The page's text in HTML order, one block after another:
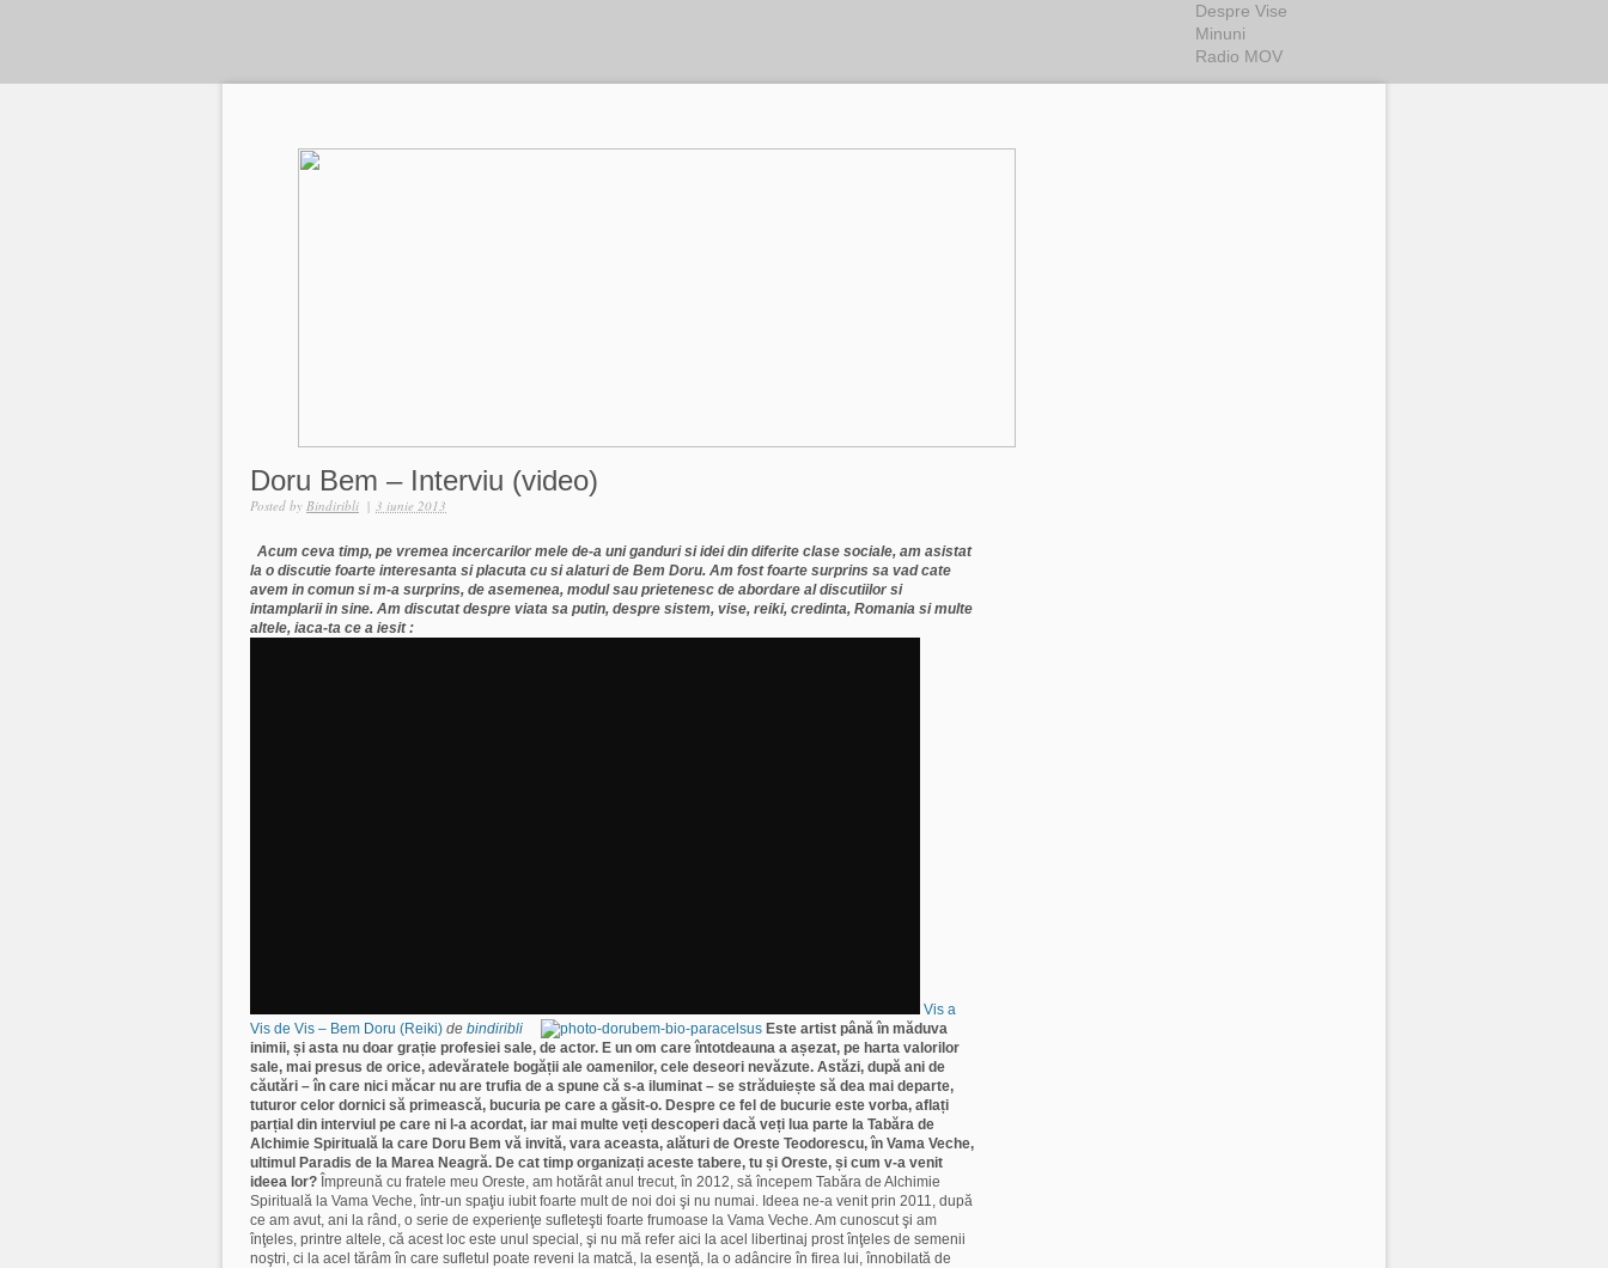
Despre Vise
Minuni
Radio MOV
Doru Bem – Interviu (video)
Posted by Bindiribli | 3 iunie 2013
Acum ceva timp, pe vremea incercarilor mele de-a uni ganduri si idei din diferite clase sociale, am asistat
la o discutie foarte interesanta si placuta cu si alaturi de Bem Doru. Am fost foarte surprins sa vad cate
avem in comun si m-a surprins, de asemenea, modul sau prietenesc de abordare al discutiilor si
intamplarii in sine. Am discutat despre viata sa putin, despre sistem, vise, reiki, credinta, Romania si multe
altele, iaca-ta ce a iesit :
Vis a
Vis de Vis – Bem Doru (Reiki) de bindiribli
Este artist până în măduva
inimii, și asta nu doar grație profesiei sale, de actor. E un om care întotdeauna a așezat, pe harta valorilor
sale, mai presus de orice, adevăratele bogății ale oamenilor, cele deseori nevăzute. Astăzi, după ani de
căutări – în care nici măcar nu are trufia de a spune că s-a iluminat – se străduiește să dea mai departe,
tuturor celor dornici să primească, bucuria pe care a găsit-o. Despre ce fel de bucurie este vorba, aflați
parțial din interviul pe care ni l-a acordat, iar mai multe veți descoperi dacă veți lua parte la Tabăra de
Alchimie Spirituală la care Doru Bem vă invită, vara aceasta, alături de Oreste Teodorescu, în Vama Veche,
ultimul Paradis de la Marea Neagră. De cat timp organizați aceste tabere, tu și Oreste, și cum v-a venit
ideea lor? Împreună cu fratele meu Oreste, am hotărât anul trecut, în 2012, să începem Tabăra de Alchimie
Spirituală la Vama Veche, într-un spaţiu iubit foarte mult de noi doi şi nu numai. Ideea ne-a venit prin 2011, după
ce am avut, ani la rând, o serie de experienţe sufleteşti foarte frumoase la Vama Veche. Am cunoscut şi am
înţeles, printre altele, că acest loc este unul special, şi nu mă refer aici la acel libertinaj prost înţeles de semenii
noştri, ci la acel tărâm în care sufletul poate reveni la matcă, la esenţă, la o adâncire în firea lui, înnobilată de